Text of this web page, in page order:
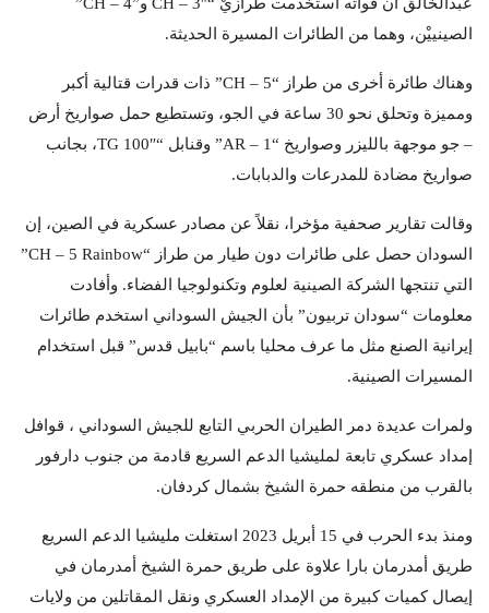
الصينييْن، وهما من الطائرات المسيرة الحديثة.
وهناك طائرة أخرى من طراز “CH – 5” ذات قدرات قتالية أكبر
ومميزة وتحلق نحو 30 ساعة في الجو، وتستطيع حمل صواريخ أرض
– جو موجهة بالليزر وصواريخ “AR – 1” وقنابل “TG 100″، بجانب
صواريخ مضادة للمدرعات والدبابات.
وقالت تقارير صحفية مؤخرا، نقلاً عن مصادر عسكرية في الصين، إن
السودان حصل على طائرات دون طيار من طراز “CH – 5 Rainbow”
التي تنتجها الشركة الصينية لعلوم وتكنولوجيا الفضاء. وأفادت
معلومات “سودان تربيون” بأن الجيش السوداني استخدم طائرات
إيرانية الصنع مثل ما عرف محليا باسم “بابيل قدس” قبل استخدام
المسيرات الصينية.
ولمرات عديدة دمر الطيران الحربي التابع للجيش السوداني ، قوافل
إمداد عسكري تابعة لمليشيا الدعم السريع قادمة من جنوب دارفور
بالقرب من منطقه حمرة الشيخ بشمال كردفان.
ومنذ بدء الحرب في 15 أبريل 2023 استغلت مليشيا الدعم السريع
طريق أمدرمان بارا علاوة على طريق حمرة الشيخ أمدرمان في
إيصال كميات كبيرة من الإمداد العسكري ونقل المقاتلين من ولايات